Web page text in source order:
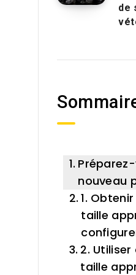
de
nouveau
1.
taille
2.
taille